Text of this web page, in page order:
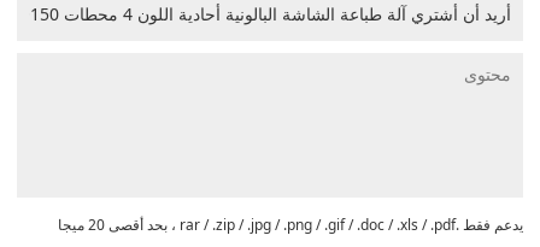
يدعم فقط .rar / .zip / .jpg / .png / .gif / .doc / .xls / .pdf ، بحد أقصى 20 ميجا